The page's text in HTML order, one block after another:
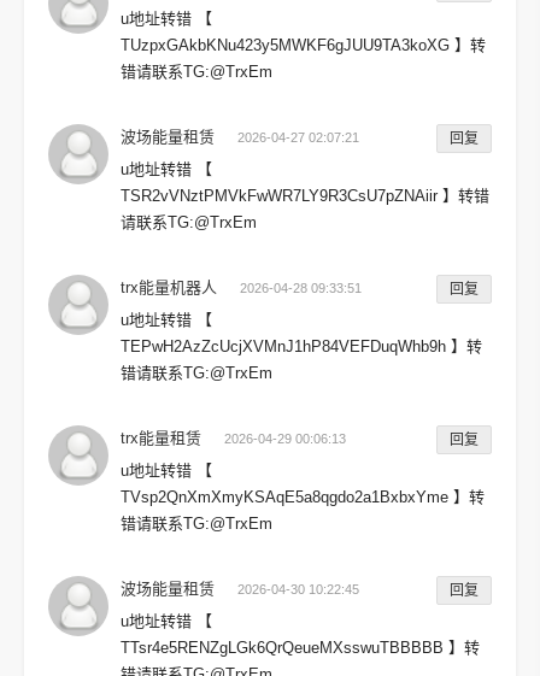
u地址转错 【
TUzpxGAkbKNu423y5MWKF6gJUU9TA3koXG 】转
错请联系TG:@TrxEm
波场能量租赁 2026-04-27 02:07:21 回复
u地址转错 【
TSR2vVNztPMVkFwWR7LY9R3CsU7pZNAiir 】转错
请联系TG:@TrxEm
trx能量机器人 2026-04-28 09:33:51 回复
u地址转错 【
TEPwH2AzZcUcjXVMnJ1hP84VEFDuqWhb9h 】转
错请联系TG:@TrxEm
trx能量租赁 2026-04-29 00:06:13 回复
u地址转错 【
TVsp2QnXmXmyKSAqE5a8qgdo2a1BxbxYme 】转
错请联系TG:@TrxEm
波场能量租赁 2026-04-30 10:22:45 回复
u地址转错 【
TTsr4e5RENZgLGk6QrQeueMXsswuTBBBBB 】转